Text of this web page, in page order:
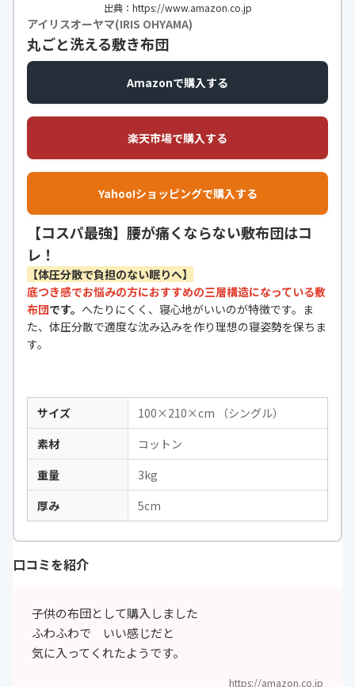
出典：https://www.amazon.co.jp
アイリスオーヤマ(IRIS OHYAMA)
丸ごと洗える敷き布団
Amazonで購入する
楽天市場で購入する
Yahoo!ショッピングで購入する
【コスパ最強】腰が痛くならない敷布団はコ
レ！
【体圧分散で負担のない眠りへ】
底つき感でお悩みの方におすすめの三層構造になっている敷
布団です。 へたりにくく、寝心地がいいのが特徴です。ま
た、体圧分散で適度な沈み込みを作り理想の寝姿勢を保ちま
す。
サイズ
100×210×cm （シングル）
素材
コットン
重量
3kg
厚み
5cm
口コミを紹介
子供の布団として購入しました
ふわふわで いい感じだと
気に入ってくれたようです。
https://amazon.co.jp